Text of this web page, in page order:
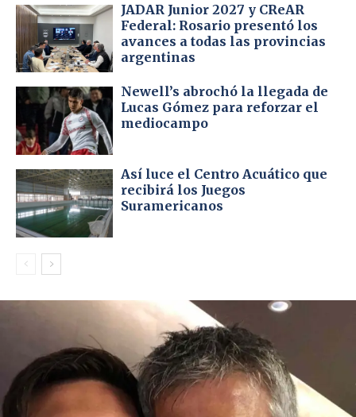
JADAR Junior 2027 y CReAR
Federal: Rosario presentó los
avances a todas las provincias
argentinas
Newell’s abrochó la llegada de
Lucas Gómez para reforzar el
mediocampo
Así luce el Centro Acuático que
recibirá los Juegos
Suramericanos